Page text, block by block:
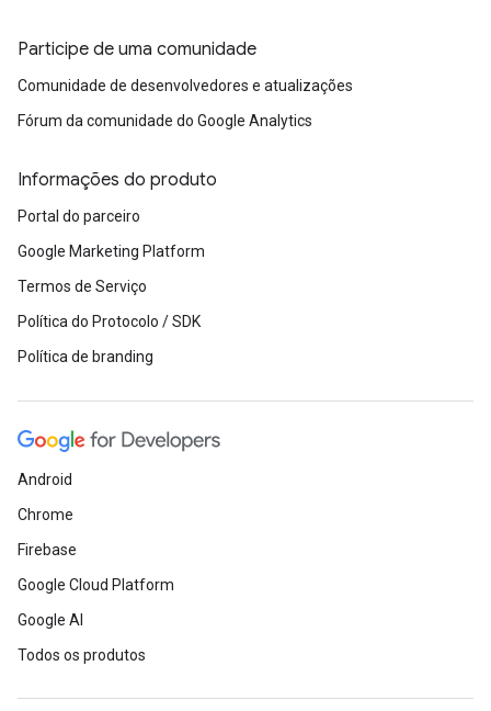
Participe de uma comunidade
Comunidade de desenvolvedores e atualizações
Fórum da comunidade do Google Analytics
Informações do produto
Portal do parceiro
Google Marketing Platform
Termos de Serviço
Política do Protocolo / SDK
Política de branding
Android
Chrome
Firebase
Google Cloud Platform
Google AI
Todos os produtos